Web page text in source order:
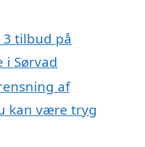
tilbud på
Sørvad
af
kan være tryg